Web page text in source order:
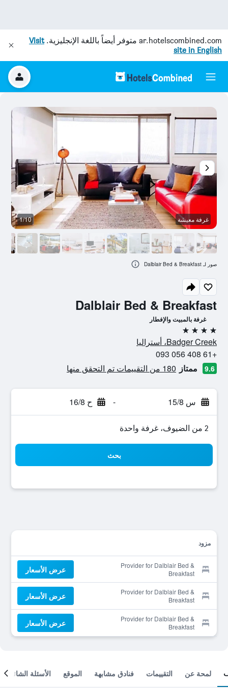
ar.hotelscombined.com متوفر أيضاً باللغة الإنجليزية.Visit
site in English
Dalblair Bed & Breakfast
غرفة بالمبيت والإفطار
4 نجوم
Badger Creek، أستراليا
+61 408 056 093
9.6 ممتاز 180 من التقييمات تم التحقق منها
س 15/8 - ح 16/8
2 من الضيوف، غرفة واحدة
بحث
مزود
Provider for Dalblair Bed &
Breakfast
عرض الأسعار
Provider for Dalblair Bed &
Breakfast
عرض الأسعار
Provider for Dalblair Bed &
Breakfast
عرض الأسعار
غرفة معيشة 1/10
صور لـ Dalblair Bed & Breakfast
لمحة عن التقييمات فنادق مشابهة الموقع الأسئلة الشائعة